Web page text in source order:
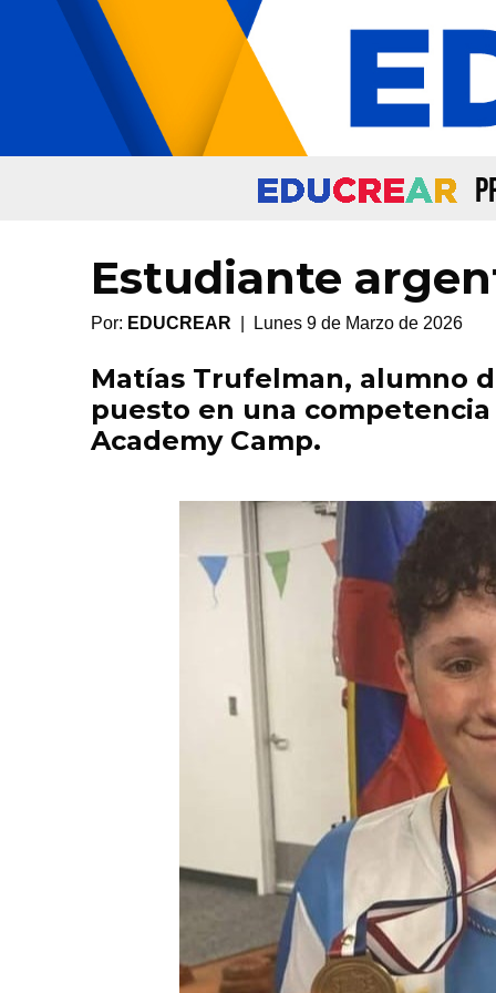
Estudiante
Por: EDUCREAR | Lunes 9 de Marzo de 2026
Matías Trufelman, alumno
puesto en una
Academy Camp.